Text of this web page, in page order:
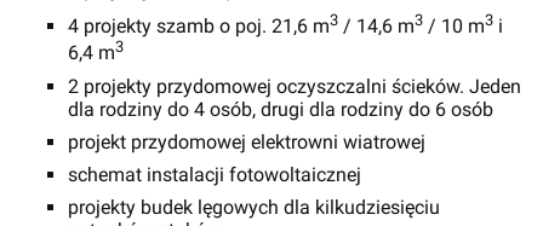
4 projekty szamb o poj. 21,6 m3 / 14,6 m3 / 10 m3 i
6,4 m3
2 projekty przydomowej oczyszczalni ścieków. Jeden
dla rodziny do 4 osób, drugi dla rodziny do 6 osób
projekt przydomowej elektrowni wiatrowej
schemat instalacji fotowoltaicznej
projekty budek lęgowych dla kilkudziesięciu